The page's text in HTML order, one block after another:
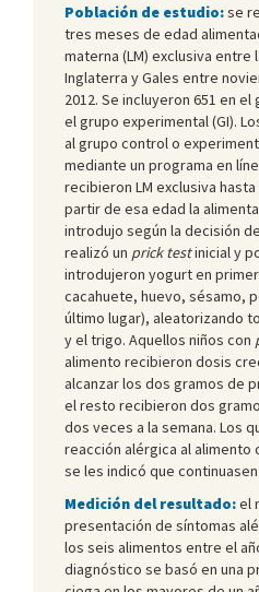
Población de estudio:se
tres meses de edad
materna (LM) exclusiva
Inglaterra y Gales entre
2012. Se incluyeron 651 en
el grupo experimental (GI).
al grupo control o
mediante un programa en
recibieron LM exclusiva
partir de esa edad la
introdujo según la decisión
realizó un prick testinicial y
introdujeron yogurt en
cacahuete, huevo, sésamo,
último lugar), aleatorizando
y el trigo. Aquellos niños con
alimento recibieron dosis
alcanzar los dos gramos de
el resto recibieron dos
dos veces a la semana. Los
reacción alérgica al
se les indicó que
Medición del resultado:el
presentación de síntomas
los seis alimentos entre el
diagnóstico se basó en una